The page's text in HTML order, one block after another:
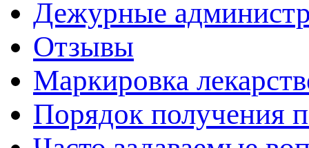
Дежурные
Отзывы
Маркировка
Порядок получения